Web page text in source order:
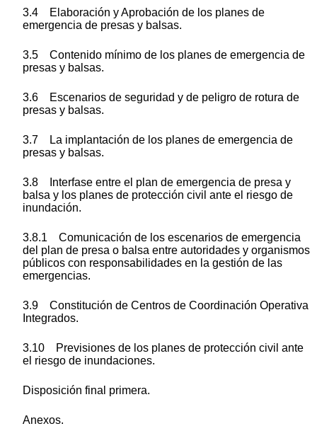
3.4 Elaboración y Aprobación de los planes de
emergencia de presas y balsas.
3.5 Contenido mínimo de los planes de emergencia de
presas y balsas.
3.6 Escenarios de seguridad y de peligro de rotura de
presas y balsas.
3.7 La implantación de los planes de emergencia de
presas y balsas.
3.8 Interfase entre el plan de emergencia de presa y
balsa y los planes de protección civil ante el riesgo de
inundación.
3.8.1 Comunicación de los escenarios de emergencia
del plan de presa o balsa entre autoridades y organismos
públicos con responsabilidades en la gestión de las
emergencias.
3.9 Constitución de Centros de Coordinación Operativa
Integrados.
3.10 Previsiones de los planes de protección civil ante
el riesgo de inundaciones.
Disposición final primera.
Anexos.